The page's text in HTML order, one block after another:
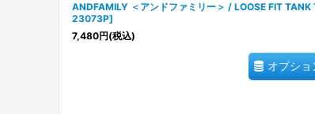
ANDFAMILY ＜アンドファミリー＞ / LOOSE FIT
23073P]
7,480円(税込)
オプショ